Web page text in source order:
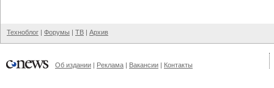
Техноблог | Форумы | ТВ | Архив
Об издании | Реклама | Вакансии | Контакты